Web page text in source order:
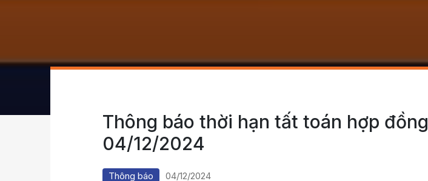
Thông báo thời hạn tất toán hợp đồng
04/12/2024
Thông báo 04/12/2024